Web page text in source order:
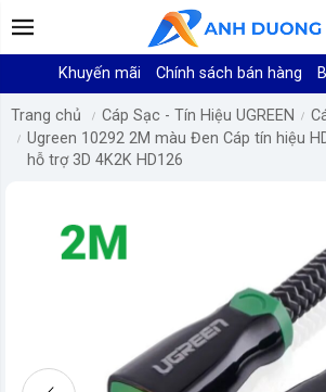
Khuyến mãi Chính sách bán hàng
Trang chủ Cáp Sạc - Tín Hiệu UGREEN
Ugreen 10292 2M màu Đen Cáp tín hiệu HDMI vỏ bọc kim loại
hỗ trợ 3D 4K2K HD126